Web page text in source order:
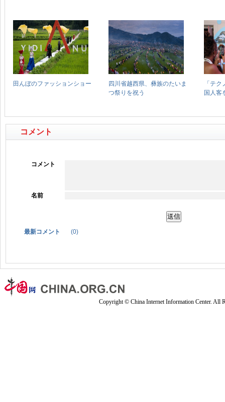
コメント
コメント
名前
最新コメント (0)